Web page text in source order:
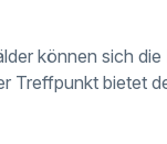
können sich
Treffpunkt bietet